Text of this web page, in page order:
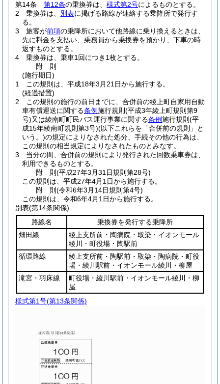
第14条
第12条の乗換券は、 様式第2号によるものとする。
2
乗換券は、 別表に掲げる路線が連絡する乗降所で発行す
る。
3
旅客が前項の乗降所において他路線に乗り換えるときは、
先に料金を支払い、乗務員から乗換券を預かり、下車の時
返すものとする。
4
乗換券は、乗車1回につき1枚とする。
附 則
(施行期日)
1
この規則は、平成18年3月21日から施行する。
(経過措置)
2
この規則の施行の前日までに、合併前の綾上町自家用自動
車有償運送に関する条例施行規則 (平成3年綾上町規則第9
号)又は綾南町町民バス運行事業に関する条例施行規則 (平
成15年綾南町規則第3号)(以下これらを「合併前の規則」と
いう。)の規定によりなされた処分、手続その他の行為は、
この規則の相当規定によりなされたものとみなす。
3
当分の間、合併前の規則により発行された回数乗車券は、
利用できるものとする。
附 則(平成27年3月31日規則第28号)
この規則は、平成27年4月1日から施行する。
附 則(令和6年3月14日規則第4号)
この規則は、令和6年4月1日から施行する。
別表(第14条関係)
路線名
乗換券を発行する乗降所
畑田線
綾上支所前・陶病院・取染・イオンモール
綾川・町役場・陶駅前
循環路線
綾上支所前・陶駅前・取染・陶病院・町役
場・綾川駅前・イオンモール綾川・柳屋
滝宮・羽床線
町役場・綾川駅前・イオンモール綾川・柳
屋
様式第1号(第13条関係)